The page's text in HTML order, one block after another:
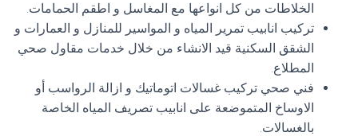
الخلاطات من كل انواعها مع المغاسل و اطقم الحمامات.
تركيب انابيب تمرير المياه و المواسير للمنازل و العمارات و
الشقق السكنية قيد الانشاء من خلال خدمات مقاول صحي
المطلاع.
فني صحي تركيب غسالات اتوماتيك و ازالة الرواسب أو
الاوساخ المتموضعة على انابيب تصريف المياه الخاصة
بالغسالات.